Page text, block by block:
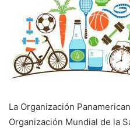
La Organización
Organización Mundial de la